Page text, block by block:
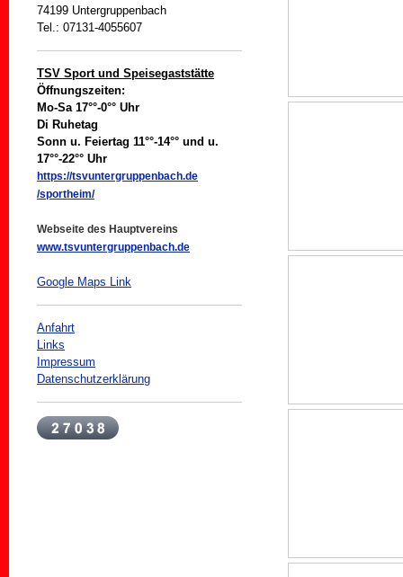
74199 Untergruppenbach
Tel.: 07131-4055607
TSV Sport und Speisegaststätte
Öffnungszeiten:
Mo-Sa 17°°-0°° Uhr
Di Ruhetag
Sonn u. Feiertag 11°°-14°° und u.
17°°-22°° Uhr
https://tsvuntergruppenbach.de
/sportheim/
Webseite des Hauptvereins
www.tsvuntergruppenbach.de
Google Maps Link
Anfahrt
Links
Impressum
Datenschutzerklärung